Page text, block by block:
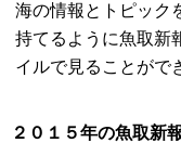
海の情報とトピック
持てるように魚取新
イルで見ることがで
２０１５年の魚取新